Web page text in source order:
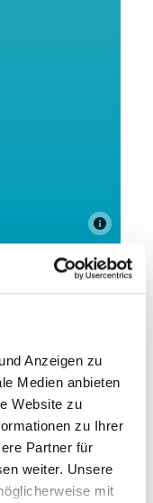
Anzeigen zu
Medien anbieten
Website zu
zu Ihrer
Partner für
weiter. Unsere
mit
bist, kennst
können stark
eine
die
oder entlang
du immer die
Du musst nicht
um die besten